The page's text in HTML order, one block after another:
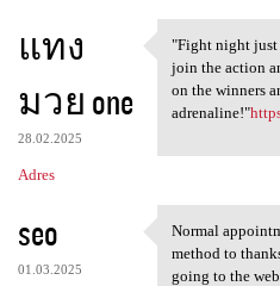
แทง
มวย one
28.02.2025
Adres
"Fight night
"Fight night
join the action
on the winners
adrenaline!"
seo
01.03.2025
Normal
Normal
method to
going to the